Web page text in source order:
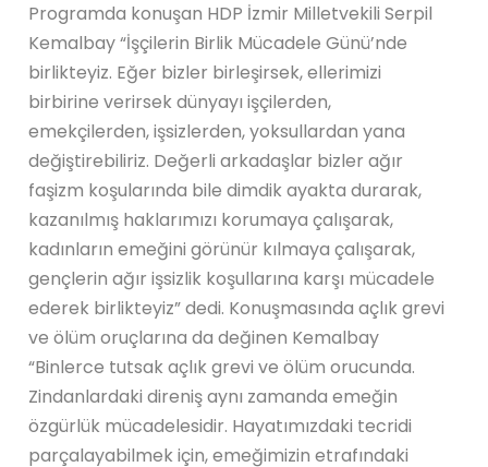
Programda konuşan HDP İzmir Milletvekili Serpil
Kemalbay “İşçilerin Birlik Mücadele Günü’nde
birlikteyiz. Eğer bizler birleşirsek, ellerimizi
birbirine verirsek dünyayı işçilerden,
emekçilerden, işsizlerden, yoksullardan yana
değiştirebiliriz. Değerli arkadaşlar bizler ağır
faşizm koşularında bile dimdik ayakta durarak,
kazanılmış haklarımızı korumaya çalışarak,
kadınların emeğini görünür kılmaya çalışarak,
gençlerin ağır işsizlik koşullarına karşı mücadele
ederek birlikteyiz” dedi. Konuşmasında açlık grevi
ve ölüm oruçlarına da değinen Kemalbay
“Binlerce tutsak açlık grevi ve ölüm orucunda.
Zindanlardaki direniş aynı zamanda emeğin
özgürlük mücadelesidir. Hayatımızdaki tecridi
parçalayabilmek için, emeğimizin etrafındaki